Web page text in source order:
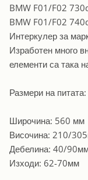
BMW F01/F02
BMW F01/F02
Интеркулер за
Изработен много
елементи са така
Размери на питата:
Широчина: 560 мм
Височина: 210/
Дебелина: 40/
Изходи: 62-70мм